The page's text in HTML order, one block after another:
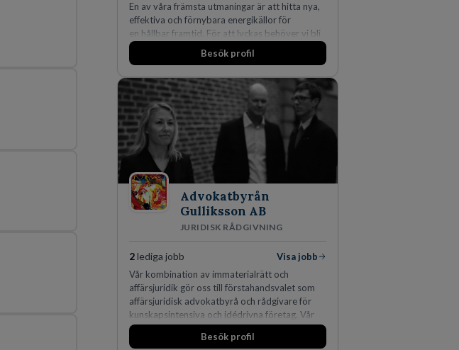
En av våra främsta utmaningar är att hitta nya,
effektiva och förnybara energikällor för
en hållbar framtid. För att lyckas behöver vi bli
fler medarbetare som vill göra skillnad.
Besök profil
Advokatbyrån
Gulliksson AB
JURIDISK RÅDGIVNING
2lediga jobb
Visa jobb
Vår kombination av immaterialrätt och
affärsjuridik gör oss till förstahandsvalet som
affärsjuridisk advokatbyrå och rådgivare för
kunskapsintensiva och idédrivna företag. Vår
expertis inom IP-tillgångar har gett oss en
marknadsledande position. Våra klienter väljer
Besök profil